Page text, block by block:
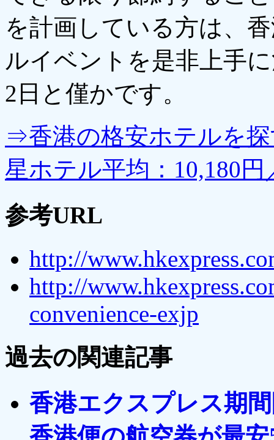
を計画している方は、
ルイベントを是非上手
2日と僅かです。
⇒香港の格安ホテルを
星ホテル平均：10,180円
参考URL
http://
http://
convenience-exjp
過去の関連記事
香港エクスプレス期